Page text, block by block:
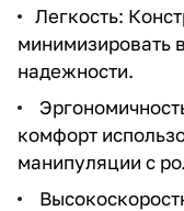
Легкость:
минимизировать
надежности.
комфорт
манипуляции с